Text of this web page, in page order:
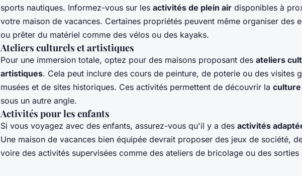
sports nautiques. Informez-vous sur les activités de plein air disponibles à
votre maison de vacances. Certaines propriétés peuvent même organiser des
ou prêter du matériel comme des vélos ou des kayaks.
Ateliers culturels et artistiques
Pour une immersion totale, optez pour des maisons proposant des ateliers
artistiques. Cela peut inclure des cours de peinture, de poterie ou des visites
musées et de sites historiques. Ces activités permettent de découvrir la culture
sous un autre angle.
Activités pour les enfants
Si vous voyagez avec des enfants, assurez-vous qu'il y a des activités
Une maison de vacances bien équipée devrait proposer des jeux de société,
voire des activités supervisées comme des ateliers de bricolage ou des sorties